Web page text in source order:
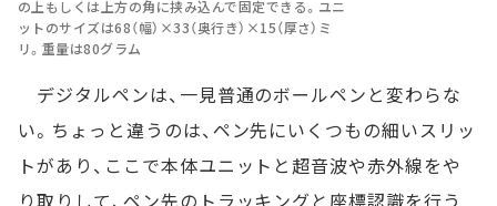
の上もしくは上方の角に挟み込んで固定できる。ユニ
ットのサイズは68（幅）×33（奥行き）×15（厚さ）ミ
リ。重量は80グラム
デジタルペンは、一見普通のボールペンと変わらな
い。ちょっと違うのは、ペン先にいくつもの細いスリッ
トがあり、ここで本体ユニットと超音波や赤外線をや
り取りして、ペン先のトラッキングと座標認識を行う